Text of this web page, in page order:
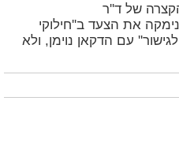
של ד''ר
את הצעד ב''חילוקי
עם הדקאן נוימן, ולא